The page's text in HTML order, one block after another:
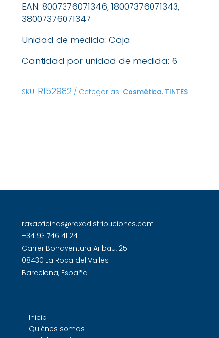
EAN: 8007376071346, 18007376071343,
38007376071347
Unidad de medida: Caja
Cantidad por unidad de medida: 6
SKU: R152982 Categorías: Cosmética, TINTES
raxaoficinas@raxadistribuciones.com
+34 93 746 41 24
Carrer Bonaventura Aribau, 25
08430 La Roca del Vallès
Barcelona, España.
Inicio
Quiénes somos